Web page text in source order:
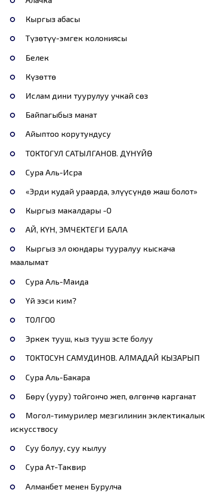
Кыргыз абасы
Түзөтүү-эмгек колониясы
Белек
Күзөттө
Ислам дини туурулуу учкай сөз
Байпагыбыз манат
Айыптоо корутундусу
ТОКТОГУЛ САТЫЛГАНОВ. ДҮНҮЙӨ
Сура Аль-Исра
«Эрди кудай ураарда, элүүсүндө жаш болот»
Кыргыз макалдары -О
АЙ, КҮН, ЭМЧЕКТЕГИ БАЛА
Кыргыз эл оюндары тууралуу кыскача
маалымат
Сура Аль-Маида
Үй ээси ким?
ТОЛГОО
Эркек тууш, кыз тууш эсте болуу
ТОКТОСУН САМУДИНОВ. АЛМАДАЙ КЫЗАРЫП
Сура Аль-Бакара
Бөрү (ууру) тойгончо жеп, өлгөнчө карганат
Моңгол-тимурилер мезгилинин эклектикалык
искусствосу
Суу болуу, суу кылуу
Сура Ат-Таквир
Алманбет менен Бурулча